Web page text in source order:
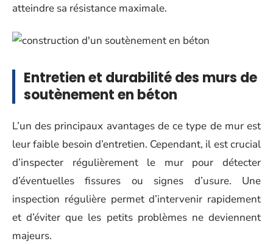
atteindre sa résistance maximale.
Entretien et durabilité des murs de
soutènement en béton
L’un des principaux avantages de ce type de mur est
leur faible besoin d’entretien. Cependant, il est crucial
d’inspecter régulièrement le mur pour détecter
d’éventuelles fissures ou signes d’usure. Une
inspection régulière permet d’intervenir rapidement
et d’éviter que les petits problèmes ne deviennent
majeurs.